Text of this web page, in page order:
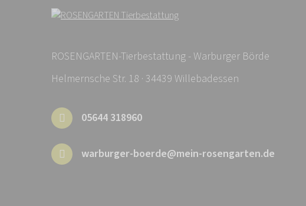
ROSENGARTEN-Tierbestattung - Warburger Börde
Helmernsche Str. 18 · 34439 Willebadessen
05644 318960
warburger-boerde@mein-rosengarten.de